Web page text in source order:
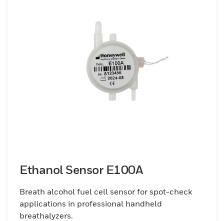
Ethanol Sensor E100A
Breath alcohol fuel cell sensor for spot-check
applications in professional handheld
breathalyzers.